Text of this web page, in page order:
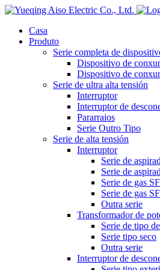
Casa
Produto
Serie completa de
Dispositivo de
Dispositivo de
Serie de ultra alta tensión
Interruptor
Interruptor de
Pararraios
Serie Outro Tipo
Serie de alta tensión
Interruptor
Serie de
Serie de
Serie de gas
Serie de gas
Outra serie
Transformador de
Serie de tipo
Serie tipo seco
Outra serie
Interruptor de